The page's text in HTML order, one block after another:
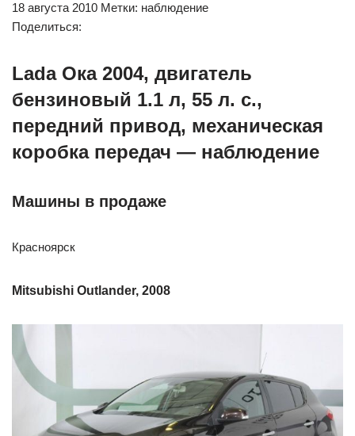
18 августа 2010 Метки: наблюдение
Поделиться:
Lada Ока 2004, двигатель
бензиновый 1.1 л, 55 л. с.,
передний привод, механическая
коробка передач — наблюдение
Машины в продаже
Красноярск
Mitsubishi Outlander, 2008